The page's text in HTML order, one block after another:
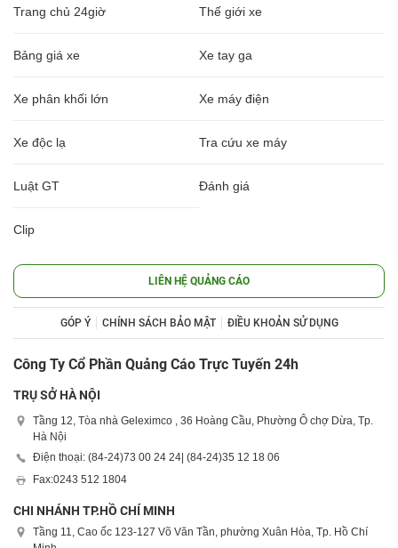
Trang chủ 24giờ Thế giới xe
Bảng giá xe Xe tay ga
Xe phân khối lớn Xe máy điện
Xe độc lạ Tra cứu xe máy
Luật GT Đánh giá
Clip
LIÊN HỆ QUẢNG CÁO
GÓP Ý CHÍNH SÁCH BẢO MẬT ĐIỀU KHOẢN SỬ DỤNG
Công Ty Cổ Phần Quảng Cáo Trực Tuyến 24h
TRỤ SỞ HÀ NỘI
Tầng 12, Tòa nhà Geleximco , 36 Hoàng Cầu, Phường Ô chợ Dừa, Tp.
Hà Nội
Điện thoại: (84-24)73 00 24 24| (84-24)35 12 18 06
Fax:0243 512 1804
CHI NHÁNH TP.HỒ CHÍ MINH
Tầng 11, Cao ốc 123-127 Võ Văn Tần, phường Xuân Hòa, Tp. Hồ Chí